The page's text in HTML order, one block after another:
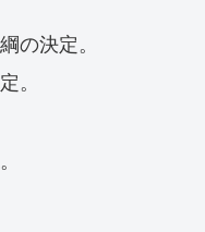
の決定。
。